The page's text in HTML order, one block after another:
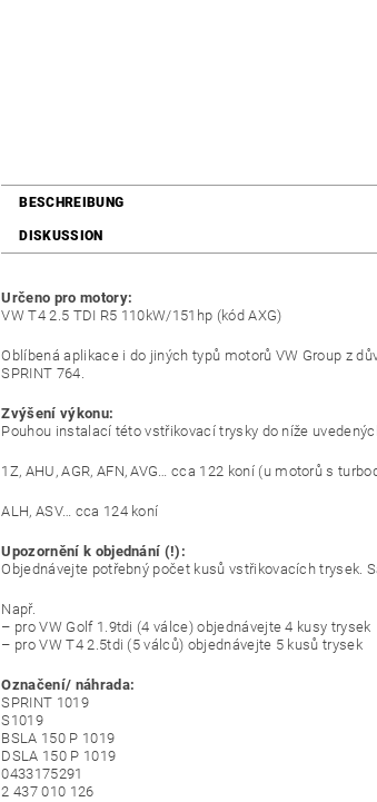
BESCHREIBUNG
DISKUSSION
Určeno pro motory:
VW T4 2.5 TDI R5 110kW/151hp (kód AXG)
Oblíbená aplikace i do jiných typů motorů VW Group z
SPRINT 764.
Zvýšení výkonu:
Pouhou instalací této vstřikovací trysky do níže
1Z, AHU, AGR, AFN, AVG… cca 122 koní (u motorů s
ALH, ASV… cca 124 koní
Upozornění k objednání (!):
Objednávejte potřebný počet kusů vstřikovacích trysek.
Např.
– pro VW Golf 1.9tdi (4 válce) objednávejte 4 kusy trysek
– pro VW T4 2.5tdi (5 válců) objednávejte 5 kusů trysek
Označení/ náhrada:
SPRINT 1019
S1019
BSLA 150 P 1019
DSLA 150 P 1019
0433175291
2 437 010 126